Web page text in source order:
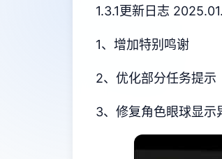
1.3.1更新日志
1、增加特别鸣谢
2、优化部分任务提示
3、修复角色眼球显示